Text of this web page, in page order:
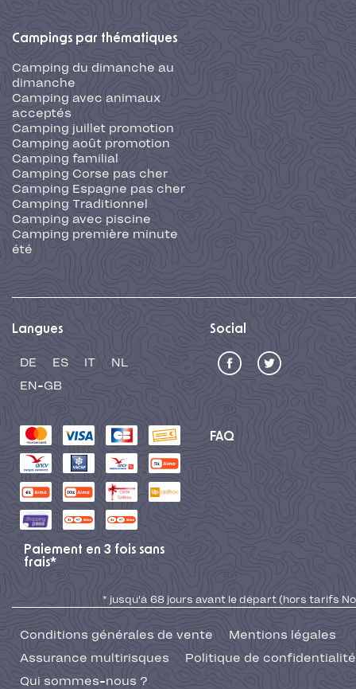
Campings par thématiques
Camping du dimanche au
dimanche
Camping avec animaux
acceptés
Camping juillet promotion
Camping août promotion
Camping familial
Camping Corse pas cher
Camping Espagne pas cher
Camping Traditionnel
Camping avec piscine
Camping première minute
été
Langues
DE ES IT
NL
EN-GB
Social
FAQ
Paiement en 3 fois sans
frais*
* jusqu'à 68 jours avant le départ (hors tarifs No
Conditions générales de vente
Mentions légales
Assurance multirisques
Politique de confidentialité
Qui sommes-nous ?